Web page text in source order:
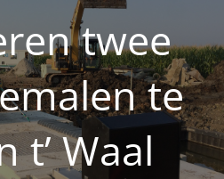
twee
te
t’ Waal